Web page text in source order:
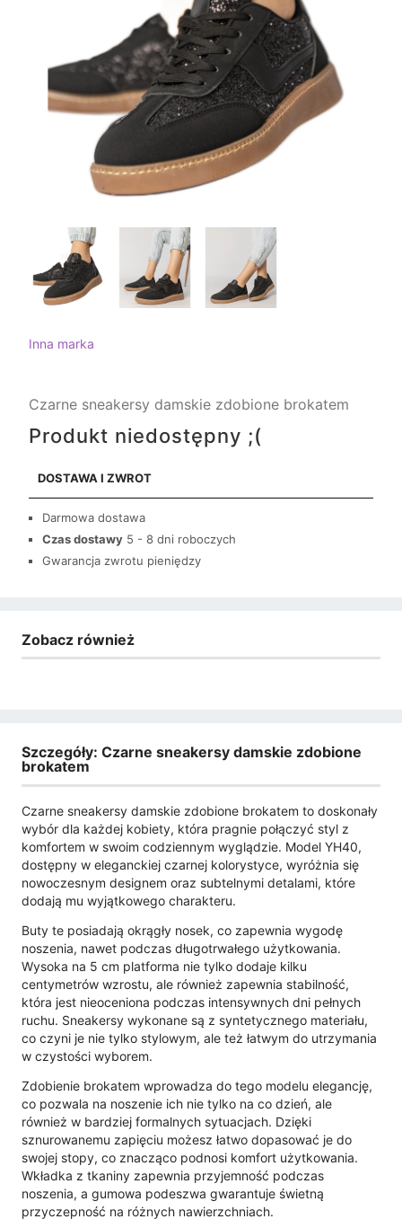
Inna marka
Czarne sneakersy damskie zdobione brokatem
Produkt niedostępny ;(
DOSTAWA I ZWROT
Darmowa dostawa
Czas dostawy 5 - 8 dni roboczych
Gwarancja zwrotu pieniędzy
Zobacz również
Szczegóły: Czarne sneakersy damskie zdobione
brokatem
Czarne sneakersy damskie zdobione brokatem to doskonały
wybór dla każdej kobiety, która pragnie połączyć styl z
komfortem w swoim codziennym wyglądzie. Model YH40,
dostępny w eleganckiej czarnej kolorystyce, wyróżnia się
nowoczesnym designem oraz subtelnymi detalami, które
dodają mu wyjątkowego charakteru.
Buty te posiadają okrągły nosek, co zapewnia wygodę
noszenia, nawet podczas długotrwałego użytkowania.
Wysoka na 5 cm platforma nie tylko dodaje kilku
centymetrów wzrostu, ale również zapewnia stabilność,
która jest nieoceniona podczas intensywnych dni pełnych
ruchu. Sneakersy wykonane są z syntetycznego materiału,
co czyni je nie tylko stylowym, ale też łatwym do utrzymania
w czystości wyborem.
Zdobienie brokatem wprowadza do tego modelu elegancję,
co pozwala na noszenie ich nie tylko na co dzień, ale
również w bardziej formalnych sytuacjach. Dzięki
sznurowanemu zapięciu możesz łatwo dopasować je do
swojej stopy, co znacząco podnosi komfort użytkowania.
Wkładka z tkaniny zapewnia przyjemność podczas
noszenia, a gumowa podeszwa gwarantuje świetną
przyczepność na różnych nawierzchniach.